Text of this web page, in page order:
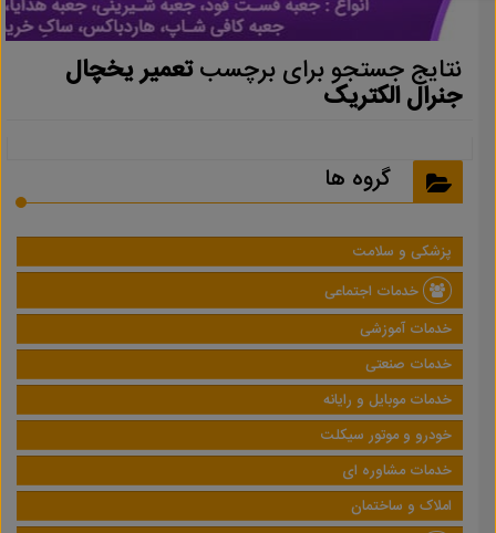
نتایج جستجو برای برچسبتعمیر یخچال
جنرال الکتریک
گروه ها
پزشکی و سلامت
خدمات اجتماعی
خدمات آموزشی
خدمات صنعتی
خدمات موبایل و رایانه
خودرو و موتور سیکلت
خدمات مشاوره ای
املاک و ساختمان